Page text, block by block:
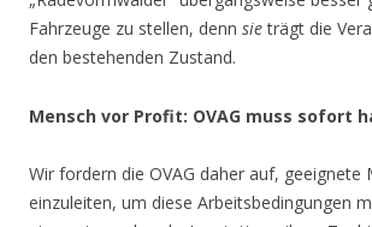
Fahrzeuge zu stellen, denn sieträgt die
den bestehenden Zustand.
Mensch vor Profit: OVAG muss sofort
Wir fordern die OVAG daher auf, geeignete
einzuleiten, um diese Arbeitsbedingungen